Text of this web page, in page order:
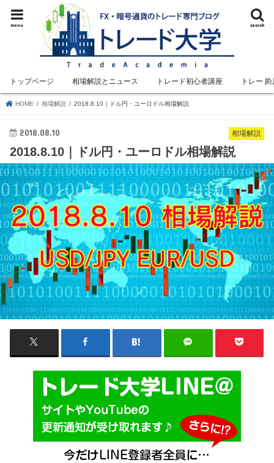
search
menu
トップページ 相場解説とニュース トレード初心者講座 トレード
HOME 相場解説 2018.8.10｜ドル円・ユーロドル相場解説
相場解説
2018.08.10
2018.8.10｜ドル円・ユーロドル相場解説